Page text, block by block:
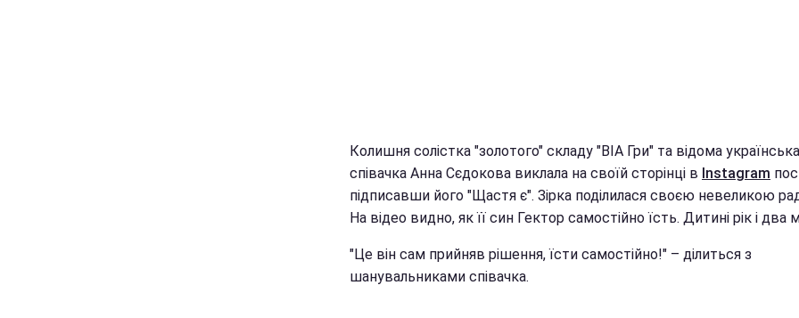
Колишня солістка "золотого" складу "ВІА Гри" та відома українська
співачка Анна Сєдокова виклала на своїй сторінці в Instagram
підписавши його "Щастя є". Зірка поділилася своєю невеликою
На відео видно, як її син Гектор самостійно їсть. Дитині рік і два
"Це він сам прийняв рішення, їсти самостійно!" – ділиться з
шанувальниками співачка.